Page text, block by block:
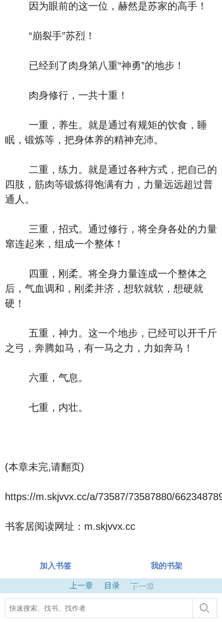
因为眼前的这一位，赫然是苏家的高手！
“崩裂手”苏烈！
已经到了肉身第八重“神勇”的地步！
肉身修行，一共十重！
一重，养生。就是通过有规矩的饮食，睡
眠，锻炼等，把身体养的精神充沛。
二重，练力。就是通过各种方式，把自己的
四肢，筋肉等锻炼得饱满有力，力量远远超过普
通人。
三重，招式。通过修行，将全身各处的力量
窜连起来，组成一个整体！
四重，刚柔。将全身力量连成一个整体之
后，气血调和，刚柔并济，想软就软，想硬就
硬！
五重，神力。这一个地步，已经可以开千斤
之弓，奔腾如马，有一马之力，力如奔马！
六重，气息。
七重，内壮。
(本章未完,请翻页)
https://m.skjvvx.cc/a/73587/73587880/
书客居阅读网址：m.skjvvx.cc
加入书签 我的书架
上一章 目录 下一章